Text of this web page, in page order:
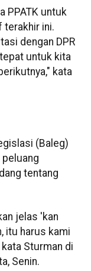
PPATK untuk
terakhir ini.
dengan DPR
untuk kita
kata
(Baleg)
peluang
tentang
jelas 'kan
itu harus kami
Sturman di
Senin.